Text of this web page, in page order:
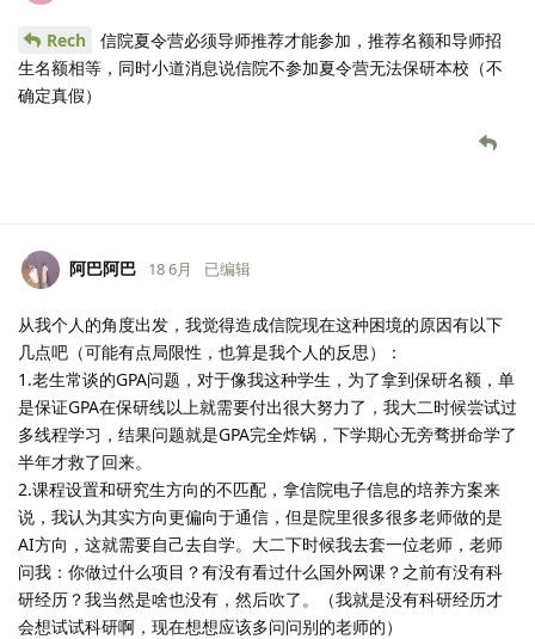
Rech
信院夏令营必须导师推荐才能参加，推荐名额和导师招
生名额相等，同时小道消息说信院不参加夏令营无法保研本校（不
确定真假）
阿巴阿巴 18 6月 已编辑
从我个人的角度出发，我觉得造成信院现在这种困境的原因有以下
几点吧（可能有点局限性，也算是我个人的反思）：
1.老生常谈的GPA问题，对于像我这种学生，为了拿到保研名额，单
是保证GPA在保研线以上就需要付出很大努力了，我大二时候尝试过
多线程学习，结果问题就是GPA完全炸锅，下学期心无旁骛拼命学了
半年才救了回来。
2.课程设置和研究生方向的不匹配，拿信院电子信息的培养方案来
说，我认为其实方向更偏向于通信，但是院里很多很多老师做的是
AI方向，这就需要自己去自学。大二下时候我去套一位老师，老师
问我：你做过什么项目？有没有看过什么国外网课？之前有没有科
研经历？我当然是啥也没有，然后吹了。（我就是没有科研经历才
会想试试科研啊，现在想想应该多问问别的老师的）